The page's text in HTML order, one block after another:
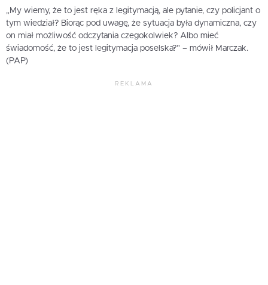
„My wiemy, że to jest ręka z legitymacją, ale pytanie, czy policjant o
tym wiedział? Biorąc pod uwagę, że sytuacja była dynamiczna, czy
on miał możliwość odczytania czegokolwiek? Albo mieć
świadomość, że to jest legitymacja poselska?” – mówił Marczak.
(PAP)
REKLAMA